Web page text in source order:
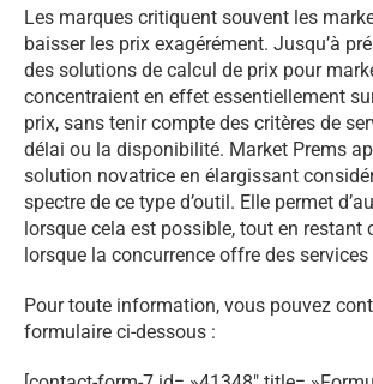
Les marques critiquent souvent les
baisser les prix exagérément. Jusqu’à
des solutions de calcul de prix pour
concentraient en effet essentiellement
prix, sans tenir compte des critères de
délai ou la disponibilité. Market Prems
solution novatrice en élargissant
spectre de ce type d’outil. Elle permet
lorsque cela est possible, tout en restant
lorsque la concurrence offre des
Pour toute information, vous pouvez
formulaire ci-dessous :